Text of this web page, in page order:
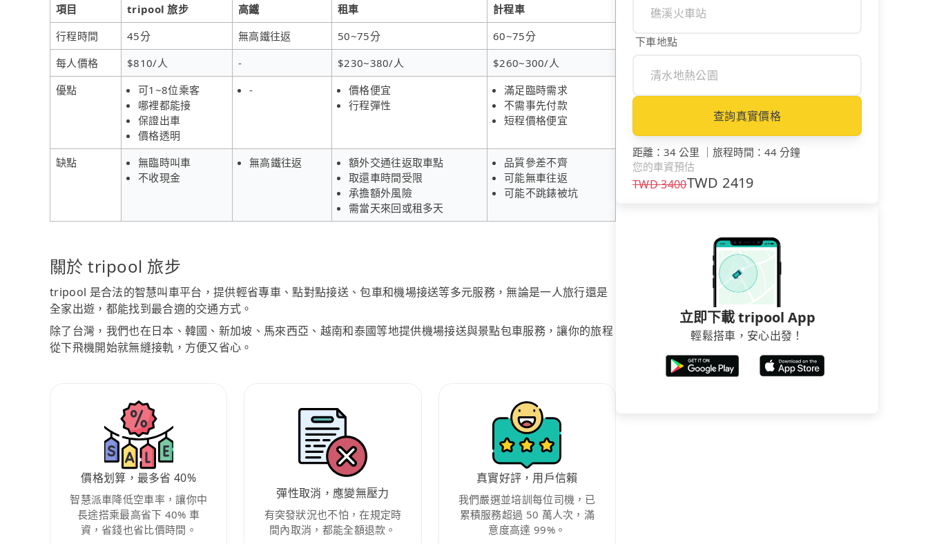
項目 tripool 旅步 高鐵 租車
計程車
行程時間
45分 無高鐵往返 50~75分
60~75分
每人價格
$810/人 - $230~380/人
$260~300/人
優點
可1~8位乘客
哪裡都能接
保證出車
價格透明
-
價格便宜
行程彈性
滿足臨時需求
不需事先付款
短程價格便宜
缺點
無臨時叫車
不收現金
無高鐵往返
額外交通往返取車點
取還車時間受限
承擔額外風險
需當天來回或租多天
品質參差不齊
可能無車往返
可能不跳錶被坑
關於 tripool 旅步
tripool 是合法的智慧叫車平台，提供輕省專車、點對點接送、包車和機場接送等多元服務，無論是一人旅行還是
全家出遊，都能找到最合適的交通方式。
除了台灣，我們也在日本、韓國、新加坡、馬來西亞、越南和泰國等地提供機場接送與景點包車服務，讓你的旅程
從下飛機開始就無縫接軌，方便又省心。
價格划算，最多省 40%
智慧派車降低空車率，讓你中
長途搭乘最高省下 40% 車
資，省錢也省比價時間。
彈性取消，應變無壓力
有突發狀況也不怕，在規定時
間內取消，都能全額退款。
真實好評，用戶信賴
我們嚴選並培訓每位司機，已
累積服務超過 50 萬人次，滿
意度高達 99%。
下車地點
查詢真實價格
距離 ： 34 公里 ｜ 旅程時間 ： 44 分鐘
您的車資預估
TWD3400TWD 2419
立即下載 tripool App
輕鬆搭車，安心出發！